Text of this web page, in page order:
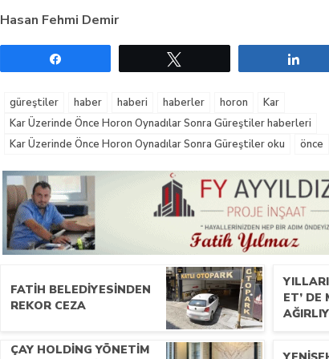
Hasan Fehmi Demir
güreştiler haber haberi haberler horon
Kar
Kar Üzerinde Önce Horon Oynadılar Sonra Güreştiler haberleri
Kar Üzerinde Önce Horon Oynadılar Sonra Güreştiler oku
önce
FATIH BELEDIYESINDEN
REKOR CEZA
ET’ DE
ÇAY HOLDING YÖNETIM